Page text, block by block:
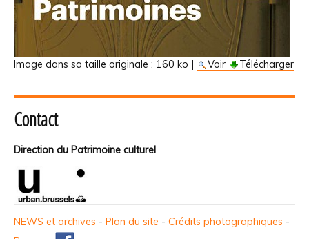
Image dans sa taille originale : 160 ko | Voir Télécharger
Contact
Direction du Patrimoine culturel
NEWS et archives - Plan du site - Crédits photographiques -